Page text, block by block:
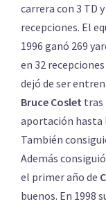
carrera con 3 TD
recepciones. El
1996 ganó 269
en 32
dejó de ser
Bruce Coslet tras
aportación hasta
También
Además
el primer año de
buenos. En 1998